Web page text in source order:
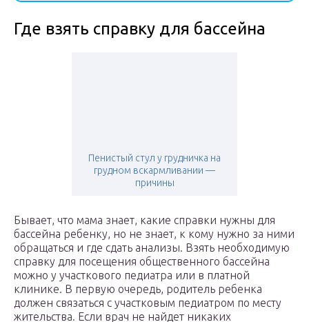
Где взять справку для бассейна
Пенистый стул у грудничка на
грудном вскармливании —
причины
Бывает, что мама знает, какие справки нужны для
бассейна ребенку, но не знает, к кому нужно за ними
обращаться и где сдать анализы. Взять необходимую
справку для посещения общественного бассейна
можно у участкового педиатра или в платной
клинике. В первую очередь, родитель ребенка
должен связаться с участковым педиатром по месту
жительства. Если врач не найдет никаких